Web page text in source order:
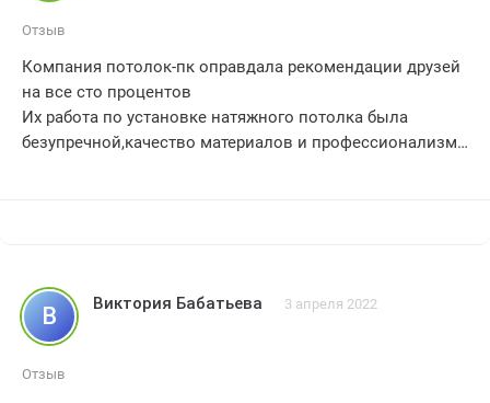
Отзыв
Компания потолок-пк оправдала рекомендации друзей
на все сто процентов
Их работа по установке натяжного потолка была
безупречной,качество материалов и профессионализм
В Виктория Бабатьева 3 апреля 2022
Отзыв